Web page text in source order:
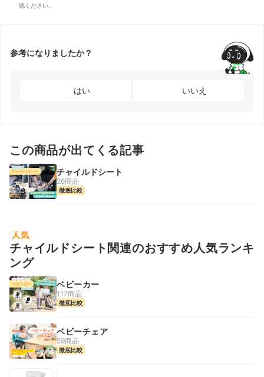
認ください。
参考になりましたか？
はい いいえ
この商品が出てくる記事
チャイルドシート
26商品
徹底比較
人気
チャイルドシート関連のおすすめ人気ランキ
ング
ベビーカー
117商品
徹底比較
ベビーチェア
59商品
徹底比較